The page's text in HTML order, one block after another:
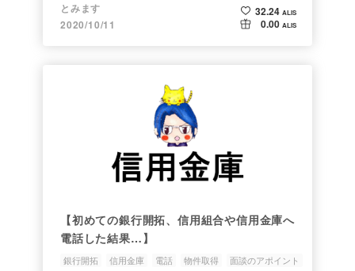
とみます
2020/10/11
32.24 ALIS
0.00 ALIS
【初めての銀行開拓、信用組合や信用金庫へ
電話した結果…】
銀行開拓 信用金庫 電話 物件取得 面談のアポイント